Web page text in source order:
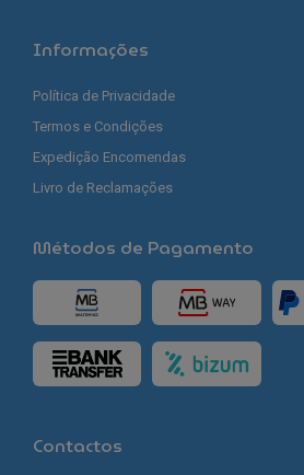
Informações
Política de Privacidade
Termos e Condições
Expedição Encomendas
Livro de Reclamações
Métodos de Pagamento
Contactos